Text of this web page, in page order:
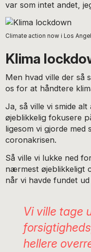
var som intet andet,
Climate action now i Los
Klima
Men hvad ville der så
os for at håndtere
Ja, så ville vi smide
øjeblikkelig fokusere
ligesom vi gjorde
coronakrisen.
Så ville vi lukke ned
nærmest øjeblikkeligt
når vi havde fundet
Vi ville tage
hellere